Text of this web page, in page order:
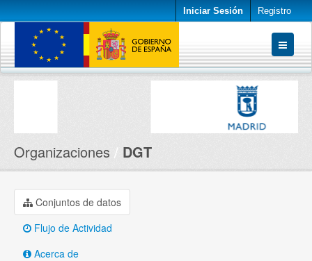
Iniciar Sesión Registro
Conjuntos de datos
Organizaciones DGT
Conjuntos de datos
Flujo de Actividad
Acerca de